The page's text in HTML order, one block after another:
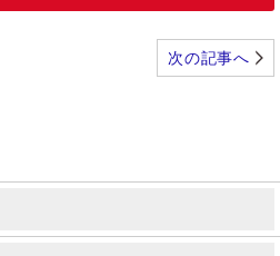
次の記事へ